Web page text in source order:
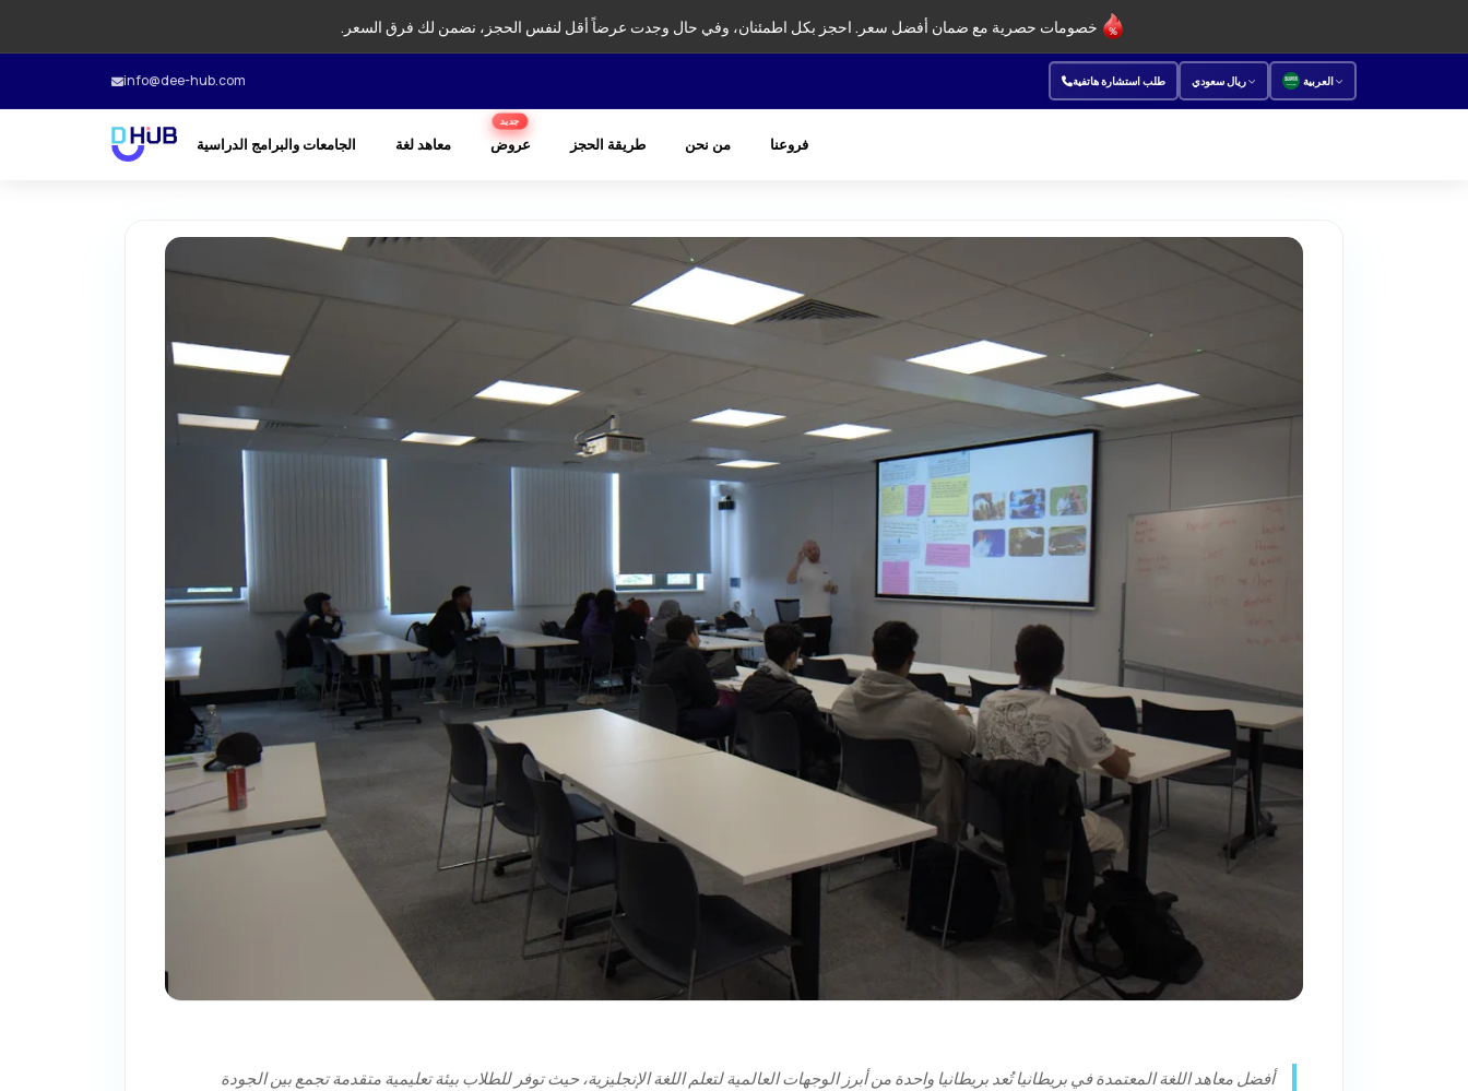
خصومات حصرية مع ضمان أفضل سعر. احجز بكل اطمئنان، وفي حال وجدت عرضاً أقل لنفس الحجز، نضمن لك فرق السعر.
info@dee-hub.com طلب استشارة هاتفية ريال سعودي العربية
الجامعات والبرامج الدراسية معاهد لغة عروض
جديد
طريقة الحجز من نحن فروعنا
أفضل معاهد اللغة المعتمدة في بريطانيا تُعد بريطانيا واحدة من أبرز الوجهات العالمية لتعلم اللغة الإنجليزية، حيث توفر للطلاب بيئة تعليمية متقدمة تجمع بين الجودة